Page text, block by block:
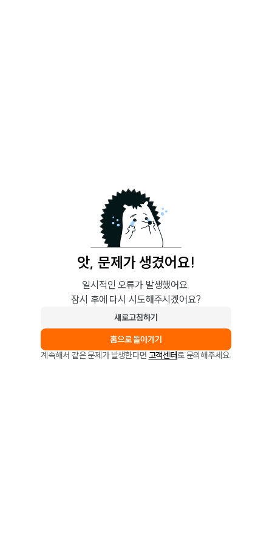
앗, 문제가 생겼어요!
일시적인 오류가 발생했어요.
잠시 후에 다시 시도해주시겠어요?
새로고침하기
홈으로 돌아가기
계속해서 같은 문제가 발생한다면 고객센터로 문의해주세요.